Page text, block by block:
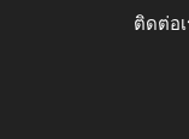
ติดต่อเ